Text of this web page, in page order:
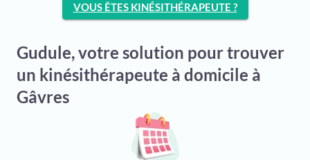
VOUS ÊTES KINÉSITHÉRAPEUTE ?
Gudule, votre solution pour trouver
un kinésithérapeute à domicile à
Gâvres